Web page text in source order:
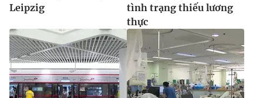
Leipzig
tình trạng thiếu lương
thực